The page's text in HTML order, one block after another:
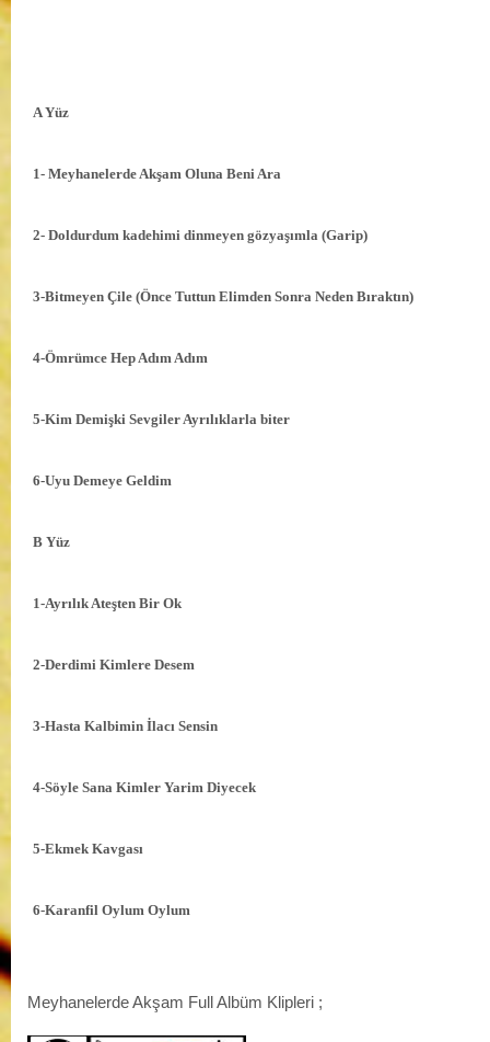
A Yüz
1- Meyhanelerde Akşam Oluna Beni Ara
2- Doldurdum kadehimi dinmeyen gözyaşımla (Garip)
3-Bitmeyen Çile (Önce Tuttun Elimden Sonra Neden Bıraktın)
4-Ömrümce Hep Adım Adım
5-Kim Demişki Sevgiler Ayrılıklarla biter
6-Uyu Demeye Geldim
B Yüz
1-Ayrılık Ateşten Bir Ok
2-Derdimi Kimlere Desem
3-Hasta Kalbimin İlacı Sensin
4-Söyle Sana Kimler Yarim Diyecek
5-Ekmek Kavgası
6-Karanfil Oylum Oylum
Meyhanelerde Akşam Full Albüm Klipleri ;